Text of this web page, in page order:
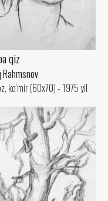
qiz
Rahmsnov
ko‘mir (60x70) - 1975 yil